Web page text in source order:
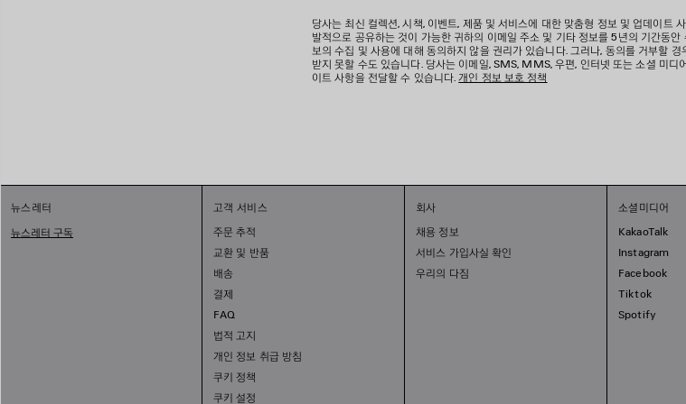
당사는 최신 컬렉션, 시책, 이벤트, 제품 및 서비스에 대한 맞춤형 정보 및 업데이트
발적으로 공유하는 것이 가능한 귀하의 이메일 주소 및 기타 정보를 5년의 기간동
보의 수집 및 사용에 대해 동의하지 않을 권리가 있습니다. 그러나, 동의를 거부할
받지 못할 수도 있습니다. 당사는 이메일, SMS, MMS, 우편, 인터넷 또는 소셜 미디
이트 사항을 전달할 수 있습니다.개인 정보 보호 정책
뉴스레터
뉴스레터 구독
고객 서비스
주문 추적
교환 및 반품
배송
결제
FAQ
법적 고지
개인 정보 취급 방침
쿠키 정책
쿠키 설정
회사
채용 정보
서비스 가입사실 확인
우리의 다짐
소셜미디어
KakaoTalk
Instagram
Facebook
Tiktok
Spotify